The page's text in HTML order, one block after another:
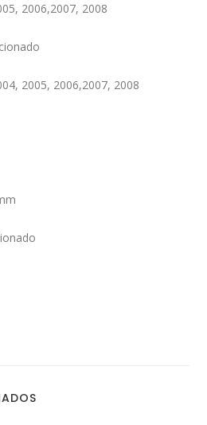
2006,2007, 2008
2005, 2006,2007, 2008